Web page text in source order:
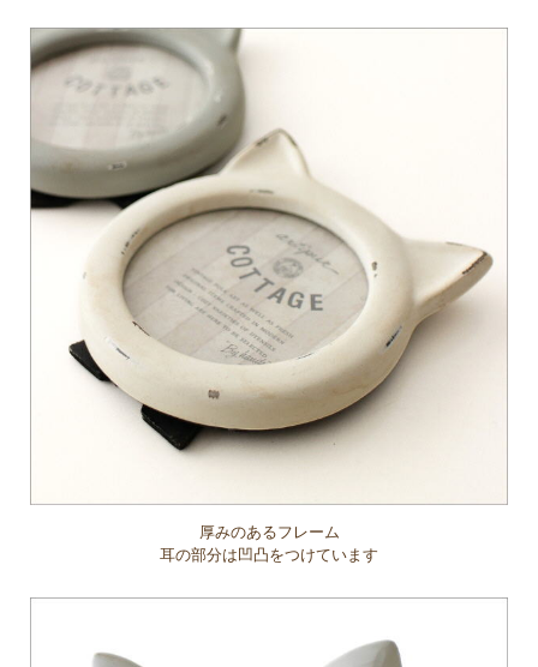
厚みのあるフレーム
耳の部分は凹凸をつけています